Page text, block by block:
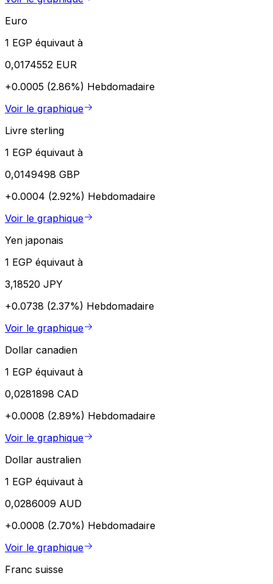
Euro
1 EGP équivaut à
0,0174552 EUR
+0.0005 (2.86%) Hebdomadaire
Voir le graphique
Livre sterling
1 EGP équivaut à
0,0149498 GBP
+0.0004 (2.92%) Hebdomadaire
Voir le graphique
Yen japonais
1 EGP équivaut à
3,18520 JPY
+0.0738 (2.37%) Hebdomadaire
Voir le graphique
Dollar canadien
1 EGP équivaut à
0,0281898 CAD
+0.0008 (2.89%) Hebdomadaire
Voir le graphique
Dollar australien
1 EGP équivaut à
0,0286009 AUD
+0.0008 (2.70%) Hebdomadaire
Voir le graphique
Franc suisse